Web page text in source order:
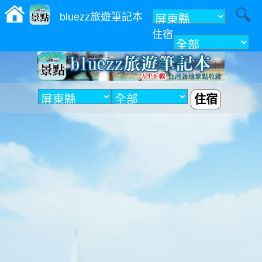
bluezz旅遊筆記本
住宿
附近
住宿